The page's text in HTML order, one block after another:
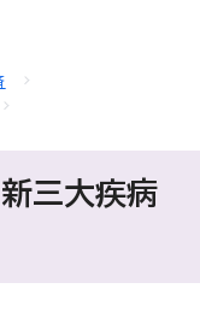
三大疾病